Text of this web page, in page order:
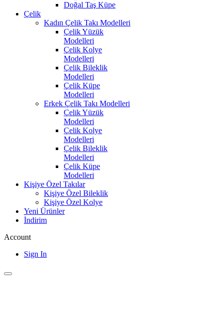
Doğal Taş Küpe
Çelik
Kadın Çelik Takı Modelleri
Çelik Yüzük
Modelleri
Çelik Kolye
Modelleri
Çelik Bileklik
Modelleri
Çelik Küpe
Modelleri
Erkek Çelik Takı Modelleri
Çelik Yüzük
Modelleri
Çelik Kolye
Modelleri
Çelik Bileklik
Modelleri
Çelik Küpe
Modelleri
Kişiye Özel Takılar
Kişiye Özel Bileklik
Kişiye Özel Kolye
Yeni Ürünler
İndirim
Account
Sign In